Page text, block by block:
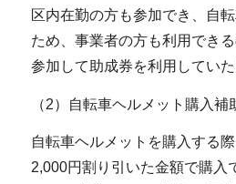
区内在勤の方も参加でき、自
ため、事業者の方も利用でき
参加して助成券を利用していた
（2）自転車ヘルメット購入補
自転車ヘルメットを購入する
2,000円割り引いた金額で購入